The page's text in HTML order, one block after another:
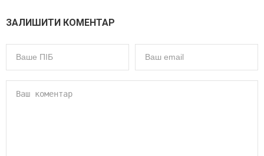
ЗАЛИШИТИ КОМЕНТАР